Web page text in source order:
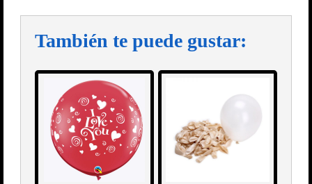
También te puede gustar: